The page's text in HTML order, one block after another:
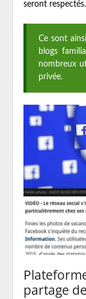
seront respectés.
Ce sont
blogs
nombreux
privée.
partage